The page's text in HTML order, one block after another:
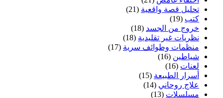
تحليل قصة واقعية (21)
كتب (19)
خروج من الجسد (18)
نظريات غير تقليدية (18)
منظمات وطوائف سرية (17)
شياطين (16)
لعنات (16)
أسرار الطبيعة (15)
علاج روحاني (14)
مسلسلات (13)